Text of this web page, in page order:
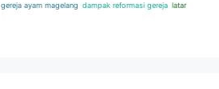
gereja ayam magelang dampak reformasi gereja latar